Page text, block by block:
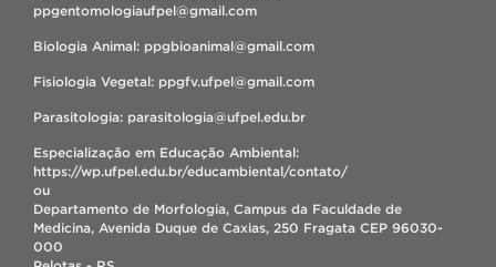
ppgentomologiaufpel@gmail.com
Biologia Animal: ppgbioanimal@gmail.com
Fisiologia Vegetal: ppgfv.ufpel@gmail.com
Parasitologia: parasitologia@ufpel.edu.br
Especialização em Educação Ambiental:
https://wp.ufpel.edu.br/educambiental/contato/
ou
Departamento de Morfologia, Campus da Faculdade de
Medicina, Avenida Duque de Caxias, 250 Fragata CEP 96030-
000